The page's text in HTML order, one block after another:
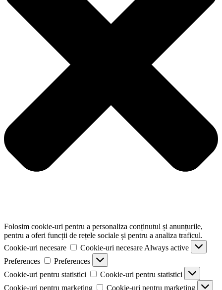
Folosim cookie-uri pentru a personaliza conținutul și anunțurile,
pentru a oferi funcții de rețele sociale și pentru a analiza traficul.
Cookie-uri necesare
Cookie-uri necesare Always active
Preferences
Preferences
Cookie-uri pentru statistici
Cookie-uri pentru statistici
Cookie-uri pentru marketing
Cookie-uri pentru marketing